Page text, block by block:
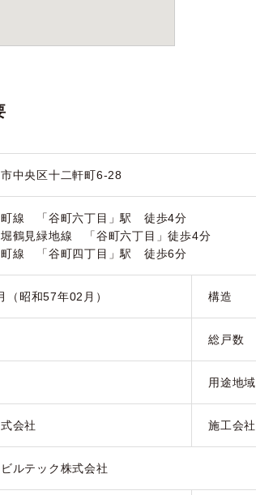
中央区十二軒町6-28
町線 「谷町六丁目」駅 徒歩4分
鶴見緑地線 「谷町六丁目」徒歩4分
町線 「谷町四丁目」駅 徒歩6分
（昭和57年02月） 構造
総戸数
用途地域
会社 施工会社
ルテック株式会社